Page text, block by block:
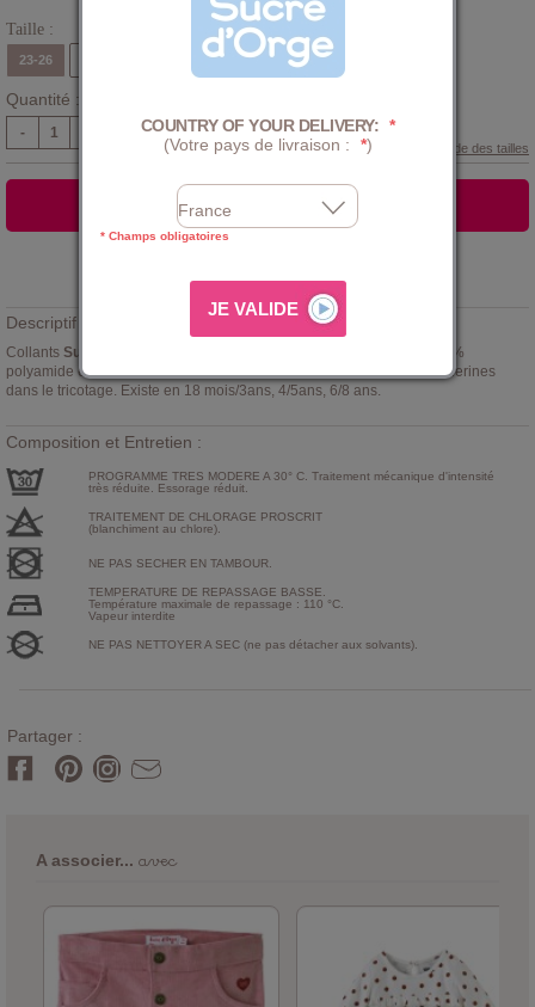
Taille :
23-26
Quantité :
-
Guide des tailles
AJOUTER AU PANIER
Descriptif :
Collants Sucre d'Orge
, rose/rouge. Collants en maille 80% coton, 17%
polyamide et 3% élasthanne - taille élastiquée - détail de fausses ballerines
dans le tricotage. Existe en 18 mois/3ans, 4/5ans, 6/8 ans.
Composition et Entretien :
PROGRAMME TRES MODERE A 30° C. Traitement mécanique d'intensité
très réduite. Essorage réduit.
TRAITEMENT DE CHLORAGE PROSCRIT
(blanchiment au chlore).
NE PAS SECHER EN TAMBOUR.
TEMPERATURE DE REPASSAGE BASSE.
Température maximale de repassage : 110 °C.
Vapeur interdite
NE PAS NETTOYER A SEC (ne pas détacher aux solvants).
Partager :
A associer...
COUNTRY OF YOUR DELIVERY: *
(Votre pays de livraison :
*)
* Champs obligatoires